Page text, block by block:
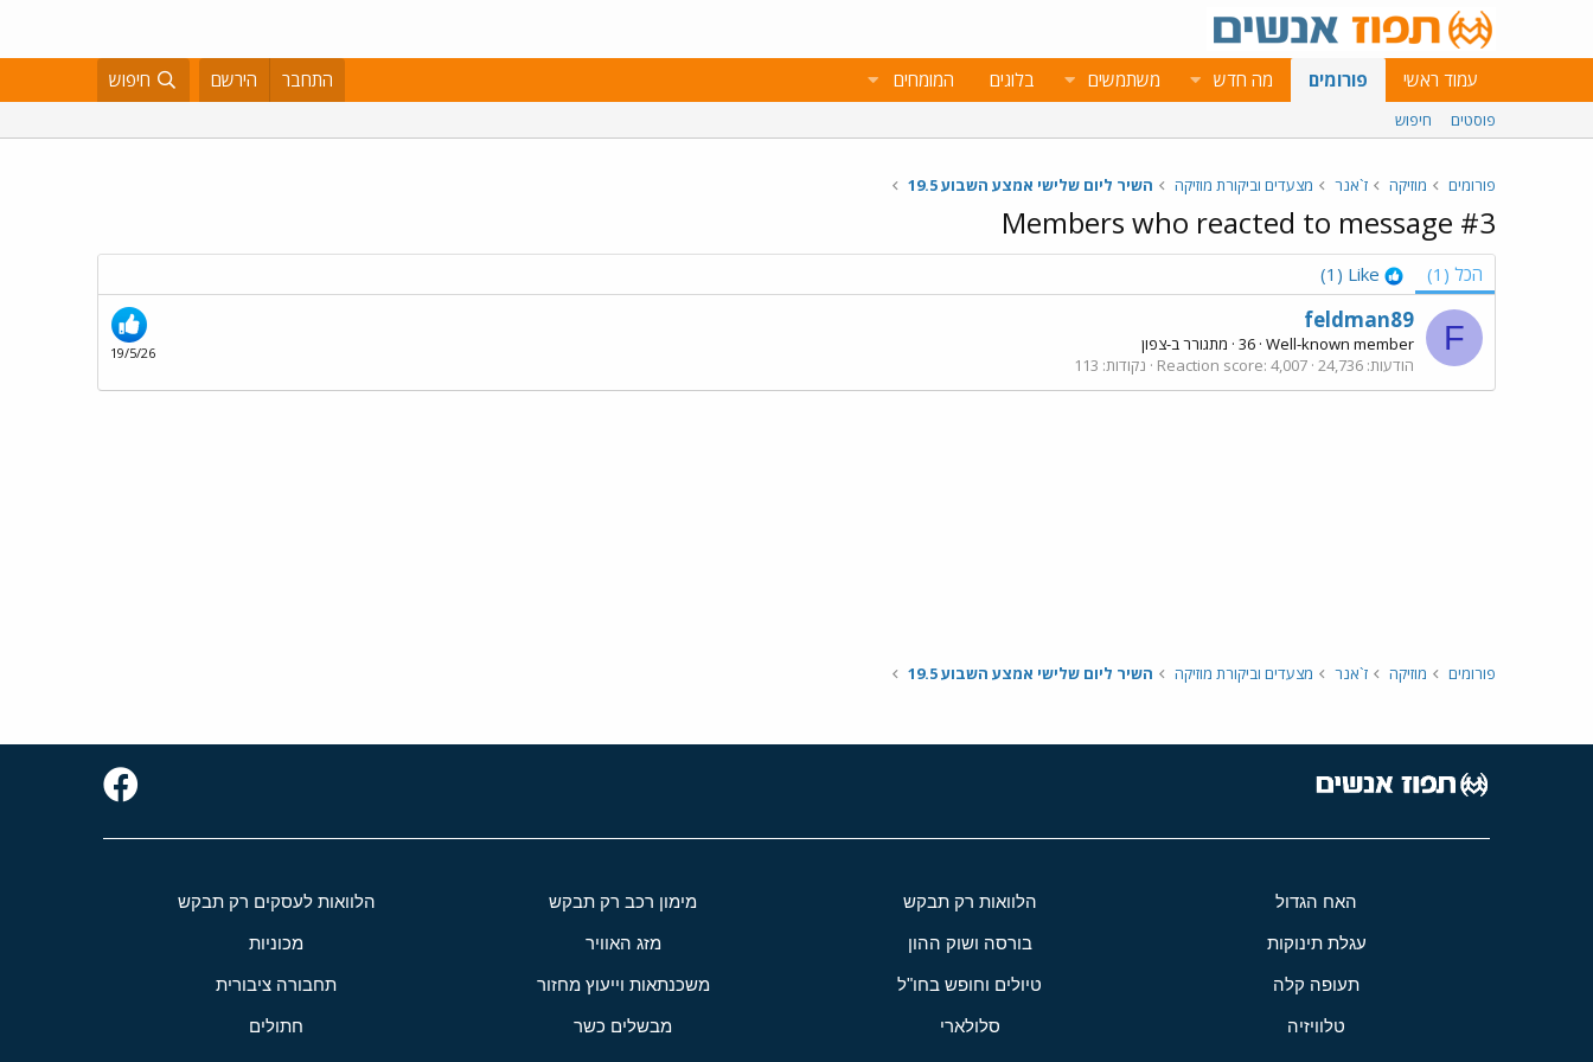
עמוד ראשי פורומים מה חדש משתמשים בלוגים המומחים התחבר הירשם חיפוש
פוסטים חיפוש
פורומים מוזיקה ז`אנר מצעדים וביקורת מוזיקה השיר ליום שלישי אמצע השבוע 19.5
Members who reacted to message #3
הכל (1)
Like
(1)
F
19/5/26
feldman89
Well-known member
·
· מתגורר ב-צפון
הודעות 24,736
Reaction score 4,007 נקודות 113
פורומים מוזיקה ז`אנר מצעדים וביקורת מוזיקה השיר ליום שלישי אמצע השבוע 19.5
האח הגדול הלוואות רק תבקש מימון רכב רק תבקש הלוואות לעסקים רק תבקש
עגלת תינוקות בורסה ושוק ההון מזג האוויר מכוניות
תעופה קלה טיולים וחופש בחו"ל משכנתאות וייעוץ מחזור תחבורה ציבורית
טלוויזיה סלולארי מבשלים כשר חתולים